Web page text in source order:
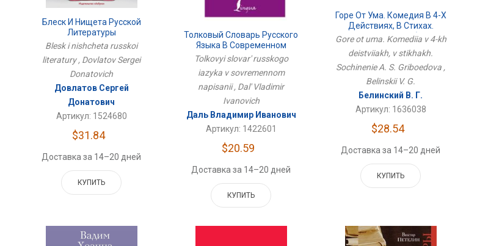
Блеск И Нищета Русской
Литературы
Blesk i nishcheta russkoi
literatury , Dovlatov Sergei
Donatovich
Довлатов Сергей
Донатович
Артикул: 1524680
$31.84
Доставка за 14–20 дней
КУПИТЬ
Толковый Словарь Русского
Языка В Современном
Написании
Tolkovyi slovar' russkogo
iazyka v sovremennom
napisanii , Dal' Vladimir
Ivanovich
Даль Владимир Иванович
Артикул: 1422601
$20.59
Доставка за 14–20 дней
КУПИТЬ
Горе От Ума. Комедия В 4-Х
Действиях, В Стихах.
Сочинение А. С. Грибоедова
Gore ot uma. Komediia v 4-kh
deistviiakh, v stikhakh.
Sochinenie A. S. Griboedova ,
Belinskii V. G.
Белинский В. Г.
Артикул: 1636038
$28.54
Доставка за 14–20 дней
КУПИТЬ